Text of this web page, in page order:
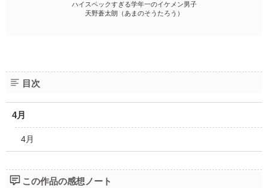
ハイスペックすぎる学年一のイケメン男子
天野蒼太朗（あまのそうたろう）
目次
4月
4月
この作品の感想ノート